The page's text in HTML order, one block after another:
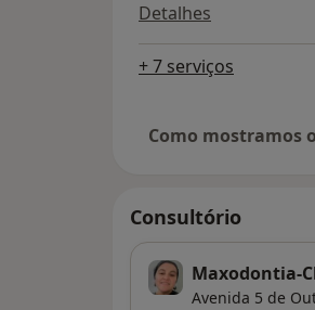
Detalhes
+ 7 serviços
Como mostramos
Consultório
Maxodontia-
Avenida 5 de